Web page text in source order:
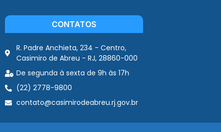
CONTATOS
R. Padre Anchieta, 234 - Centro,
Casimiro de Abreu - RJ, 28860-000
De segunda à sexta de 9h às 17h
(22) 2778-9800
contato@casimirodeabreu.rj.gov.br